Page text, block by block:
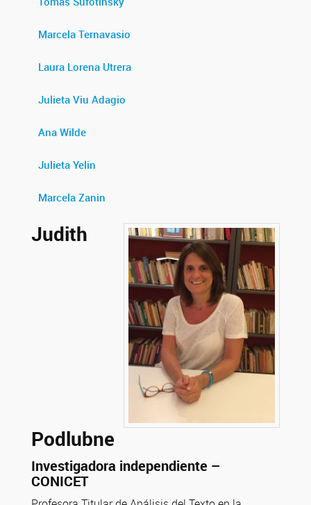
Marcela Ternavasio
Laura Lorena Utrera
Julieta Viu Adagio
Ana Wilde
Julieta Yelin
Marcela Zanin
Judith
Podlubne
Investigadora independiente –
CONICET